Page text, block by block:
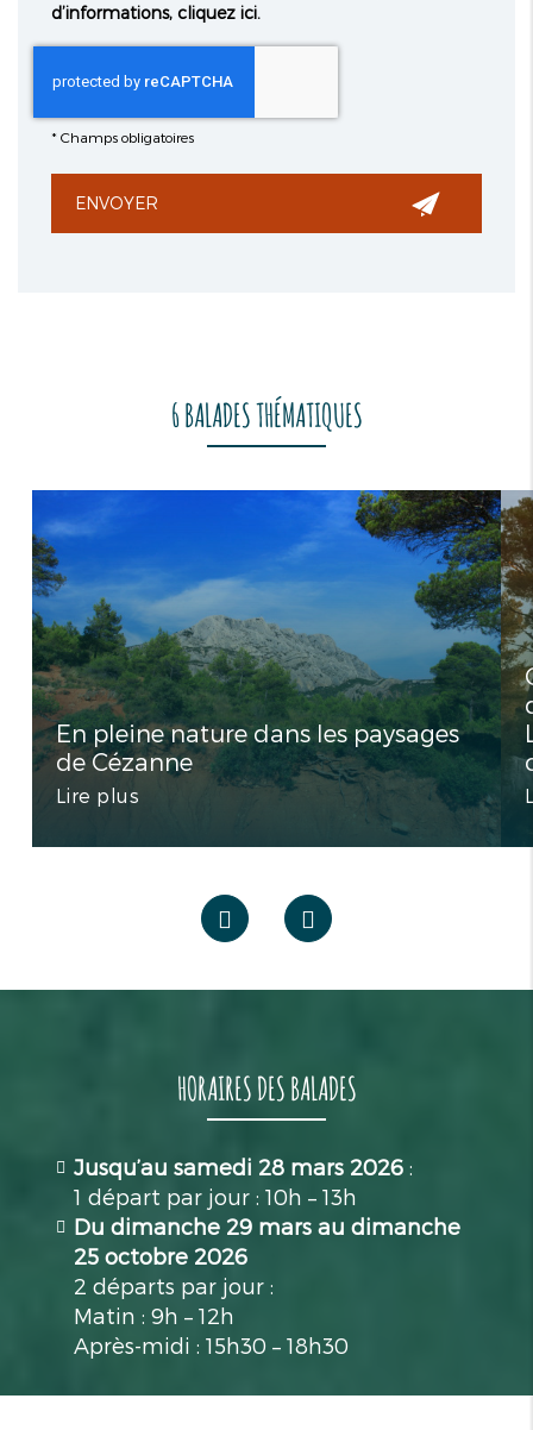
d’informations, cliquez ici.
* Champs obligatoires
6 BALADES THÉMATIQUES
En pleine nature dans les paysages
de Cézanne
Lire plus
HORAIRES DES BALADES
Jusqu’au samedi 28 mars 2026 :
1 départ par jour : 10h – 13h
Du dimanche 29 mars au dimanche
25 octobre 2026
2 départs par jour :
Matin : 9h – 12h
Après-midi : 15h30 – 18h30